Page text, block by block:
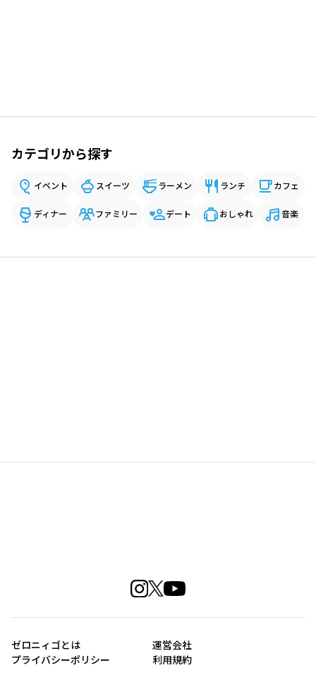
カテゴリから探す
イベント スイーツ ラーメン ランチ カフェ
ディナー ファミリー デート おしゃれ 音楽
ゼロニィゴとは
運営会社
プライバシーポリシー
利用規約